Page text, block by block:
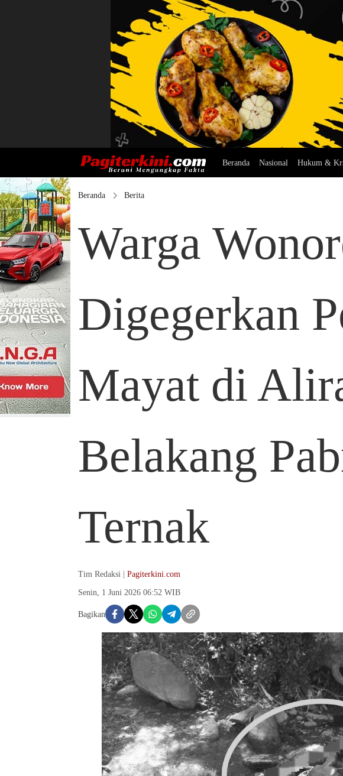
Beranda Nasional Hukum &
Beranda Berita
Warga
Digegerkan
Mayat di
Belakang
Ternak
Tim Redaksi | Pagiterkini.com
Senin, 1 Juni 2026 06:52 WIB
Bagikan